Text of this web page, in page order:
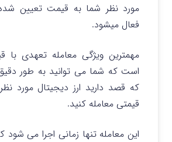
مورد نظر شما به قیمت تعیین
فعال میشود.
مهمترین ویژگی معامله تعهدی با
است که شما می توانید به طور
که قصد دارید ارز دیجیتال مورد
قیمتی معامله کنید.
این معامله تنها زمانی اجرا می‌ شود